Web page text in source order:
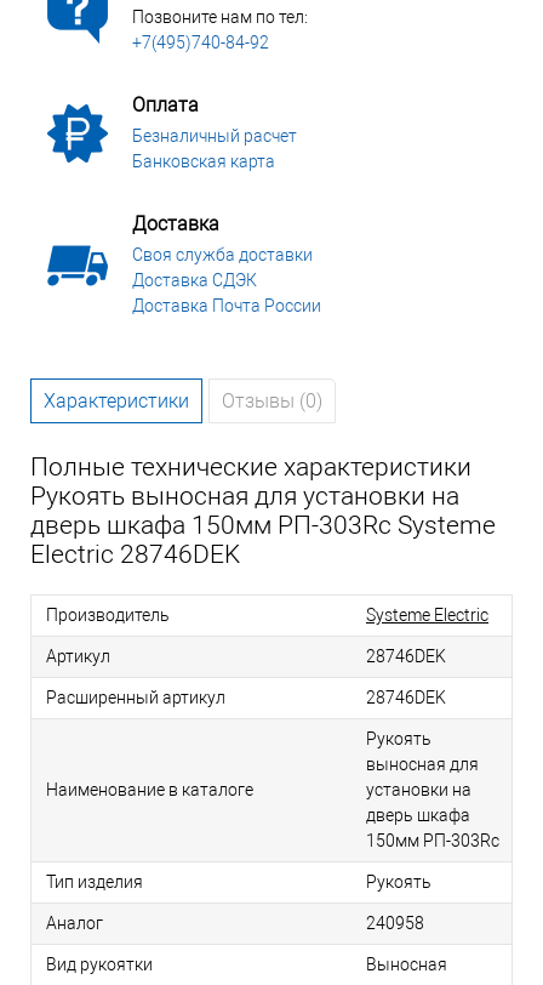
Позвоните нам по тел:
+7(495)740-84-92
Оплата
Безналичный расчет
Банковская карта
Доставка
Своя служба доставки
Доставка СДЭК
Доставка Почта России
Характеристики Отзывы (0)
Полные технические характеристики
Рукоять выносная для установки на
дверь шкафа 150мм РП-303Rc Systeme
Electric 28746DEK
Производитель Systeme Electric
Артикул 28746DEK
Расширенный артикул 28746DEK
Наименование в каталоге
Рукоять
выносная для
установки на
дверь шкафа
150мм РП-303Rc
Тип изделия Рукоять
Аналог 240958
Вид рукоятки Выносная